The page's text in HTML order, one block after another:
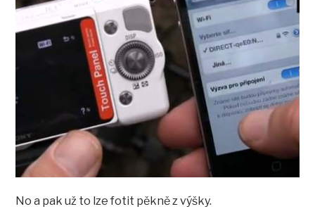
No a pak už to lze fotit pěkně z výšky.